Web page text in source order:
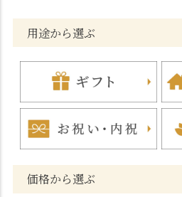
用途から選ぶ
価格から選ぶ